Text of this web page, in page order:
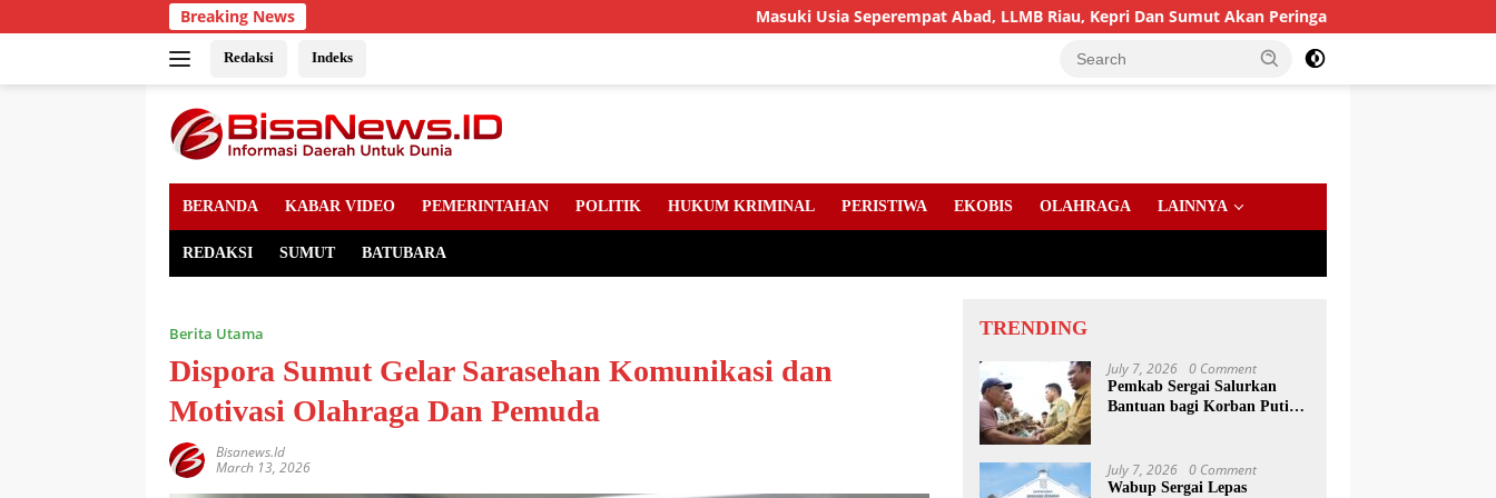
to
Breaking News Masuki Usia Seperempat Abad, LLMB Riau, Kepri Dan Sumut Akan Peringati Harlah Ke-25
Redaksi Indeks
BERANDA KABAR VIDEO PEMERINTAHAN POLITIK HUKUM KRIMINAL PERISTIWA EKOBIS OLAHRAGA LAINNYA
REDAKSI SUMUT BATUBARA
Berita Utama
Dispora Sumut Gelar Sarasehan Komunikasi dan
Motivasi Olahraga Dan Pemuda
Bisanews.id
March 13, 2026
TRENDING
July 7, 2026 0 Comment
Pemkab Sergai Salurkan
Bantuan bagi Korban Puting
July 7, 2026 0 Comment
Wabup Sergai Lepas